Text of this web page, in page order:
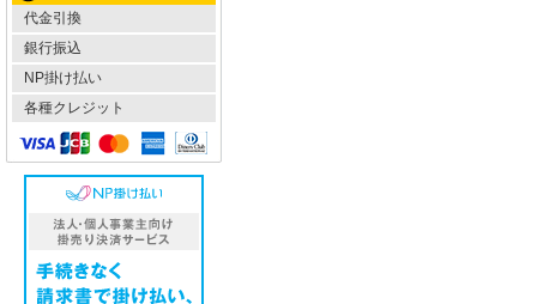
代金引換
銀行振込
NP掛け払い
各種クレジット